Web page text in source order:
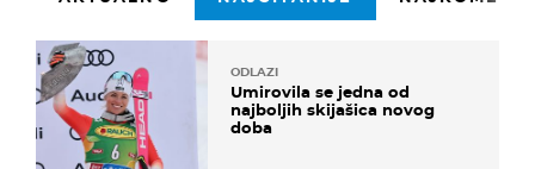
ODLAZI
Umirovila se jedna od
najboljih skijašica novog
doba